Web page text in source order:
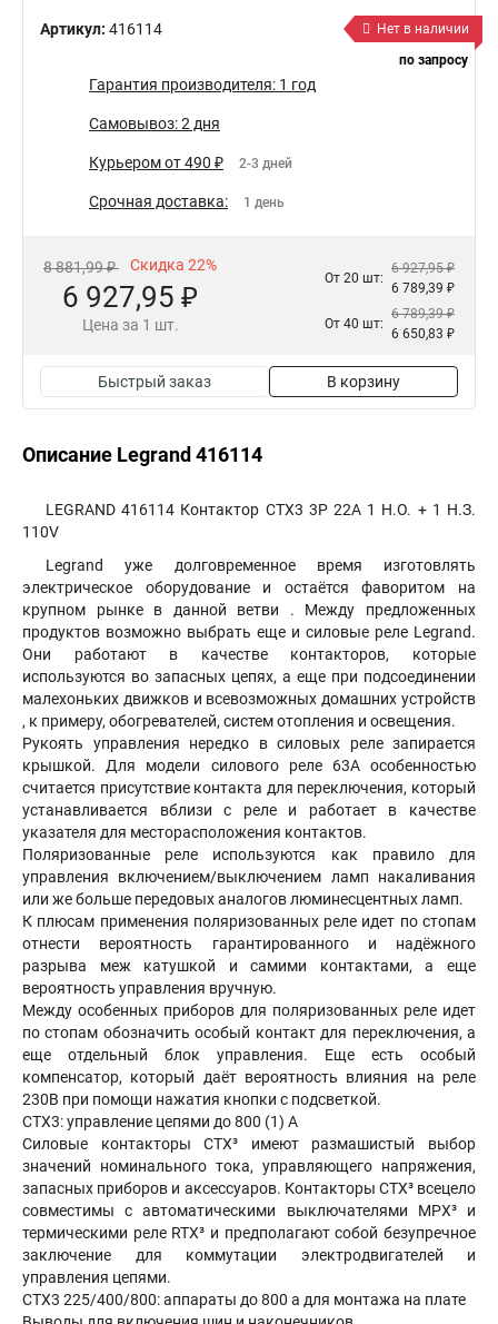
Артикул: 416114
Нет в наличии
по запросу
Гарантия производителя: 1 год
Самовывоз: 2 дня
Курьером от 490 ₽ 2-3 дней
Срочная доставка: 1 день
8 881,99 ₽ Скидка 22%
6 927,95 ₽
Цена за 1 шт.
От 20 шт:
6 927,95 ₽
6 789,39 ₽
От 40 шт:
6 789,39 ₽
6 650,83 ₽
Быстрый заказ В корзину
Описание Legrand 416114
LEGRAND 416114 Контактор CTX3 3P 22A 1 Н.О. + 1 Н.З.
110V
Legrand уже долговременное время изготовлять
электрическое оборудование и остаётся фаворитом на
крупном рынке в данной ветви . Между предложенных
продуктов возможно выбрать еще и силовые реле Legrand.
Они работают в качестве контакторов, которые
используются во запасных цепях, а еще при подсоединении
малехоньких движков и всевозможных домашних устройств
, к примеру, обогревателей, систем отопления и освещения.
Рукоять управления нередко в силовых реле запирается
крышкой. Для модели силового реле 63А особенностью
считается присутствие контакта для переключения, который
устанавливается вблизи с реле и работает в качестве
указателя для месторасположения контактов.
Поляризованные реле используются как правило для
управления включением/выключением ламп накаливания
или же больше передовых аналогов люминесцентных ламп.
К плюсам применения поляризованных реле идет по стопам
отнести вероятность гарантированного и надёжного
разрыва меж катушкой и самими контактами, а еще
вероятность управления вручную.
Между особенных приборов для поляризованных реле идет
по стопам обозначить особый контакт для переключения, а
еще отдельный блок управления. Еще есть особый
компенсатор, который даёт вероятность влияния на реле
230В при помощи нажатия кнопки с подсветкой.
CTX3: управление цепями до 800 (1) A
Силовые контакторы CTX³ имеют размашистый выбор
значений номинального тока, управляющего напряжения,
запасных приборов и аксессуаров. Контакторы CTX³ всецело
совместимы с автоматическими выключателями MPX³ и
термическими реле RTX³ и предполагают собой безупречное
заключение для коммутации электродвигателей и
управления цепями.
CTX3 225/400/800: аппараты до 800 а для монтажа на плате